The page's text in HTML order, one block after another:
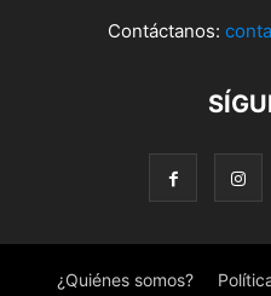
Contáctanos:
¿Quiénes somos?